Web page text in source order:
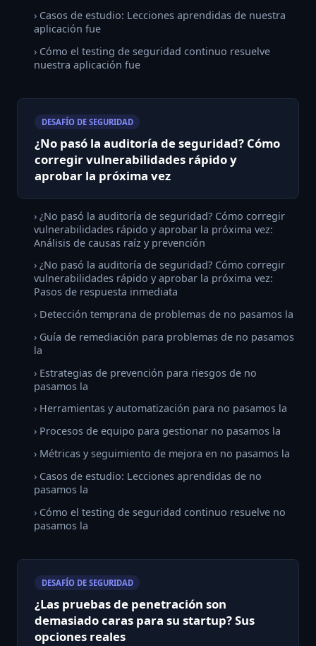
› Casos de estudio: Lecciones aprendidas de nuestra
aplicación fue
› Cómo el testing de seguridad continuo resuelve
nuestra aplicación fue
DESAFÍO DE SEGURIDAD
¿No pasó la auditoría de seguridad? Cómo
corregir vulnerabilidades rápido y
aprobar la próxima vez
› ¿No pasó la auditoría de seguridad? Cómo corregir
vulnerabilidades rápido y aprobar la próxima vez:
Análisis de causas raíz y prevención
› ¿No pasó la auditoría de seguridad? Cómo corregir
vulnerabilidades rápido y aprobar la próxima vez:
Pasos de respuesta inmediata
› Detección temprana de problemas de no pasamos la
› Guía de remediación para problemas de no pasamos
la
› Estrategias de prevención para riesgos de no
pasamos la
› Herramientas y automatización para no pasamos la
› Procesos de equipo para gestionar no pasamos la
› Métricas y seguimiento de mejora en no pasamos la
› Casos de estudio: Lecciones aprendidas de no
pasamos la
› Cómo el testing de seguridad continuo resuelve no
pasamos la
DESAFÍO DE SEGURIDAD
¿Las pruebas de penetración son
demasiado caras para su startup? Sus
opciones reales